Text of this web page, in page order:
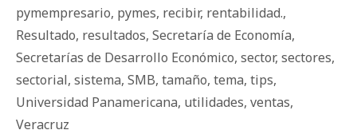
pymempresario, pymes, recibir, rentabilidad.,
Resultado, resultados, Secretaría de Economía,
Secretarías de Desarrollo Económico, sector, sectores,
sectorial, sistema, SMB, tamaño, tema, tips,
Universidad Panamericana, utilidades, ventas,
Veracruz